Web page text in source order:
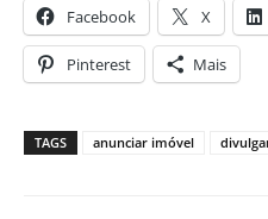
Facebook X
Pinterest Mais
TAGS anunciar imóvel